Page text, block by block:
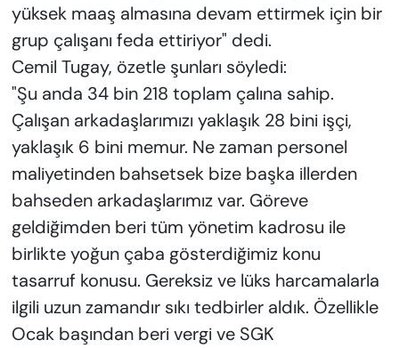
yüksek maaş almasına devam ettirmek için bir
grup çalışanı feda ettiriyor" dedi.
Cemil Tugay, özetle şunları söyledi:
"Şu anda 34 bin 218 toplam çalına sahip.
Çalışan arkadaşlarımızı yaklaşık 28 bini işçi,
yaklaşık 6 bini memur. Ne zaman personel
maliyetinden bahsetsek bize başka illerden
bahseden arkadaşlarımız var. Göreve
geldiğimden beri tüm yönetim kadrosu ile
birlikte yoğun çaba gösterdiğimiz konu
tasarruf konusu. Gereksiz ve lüks harcamalarla
ilgili uzun zamandır sıkı tedbirler aldık. Özellikle
Ocak başından beri vergi ve SGK